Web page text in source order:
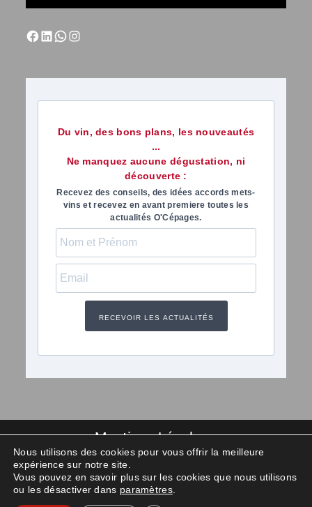
Du vin, des bons plans, les nouveautés
...
Ne manquez aucune dégustation, ni
découverte :
Recevez des conseils, des idées accords mets-
vins et recevez en avant premiere toutes les
actualités O'Cépages.
RECEVOIR LES ACTUALITÉS
Mentions Légales
Politique de confidentialité
Océpages 2025
L’abus d’alcool est dangereux pour la santé, à consommer avec modération.
Nous utilisons des cookies pour vous offrir la meilleure
expérience sur notre site.
Vous pouvez en savoir plus sur les cookies que nous utilisons
ou les désactiver dans paramètres.